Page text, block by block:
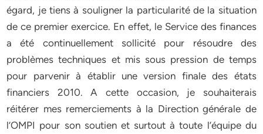
égard, je tiens à souligner la particularité de la situation
de ce premier exercice. En effet, le Service des finances
a été continuellement sollicité pour résoudre des
problèmes techniques et mis sous pression de temps
pour parvenir à établir une version finale des états
financiers 2010. A cette occasion, je souhaiterais
réitérer mes remerciements à la Direction générale de
l’OMPI pour son soutien et surtout à toute l’équipe du